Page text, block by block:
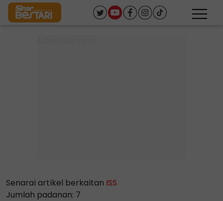
Senarai artikel berkaitan ISS
Jumlah padanan: 7